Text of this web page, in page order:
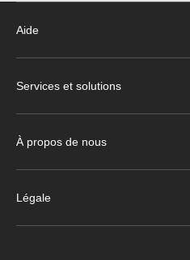
Aide
Services et solutions
À propos de nous
Légale